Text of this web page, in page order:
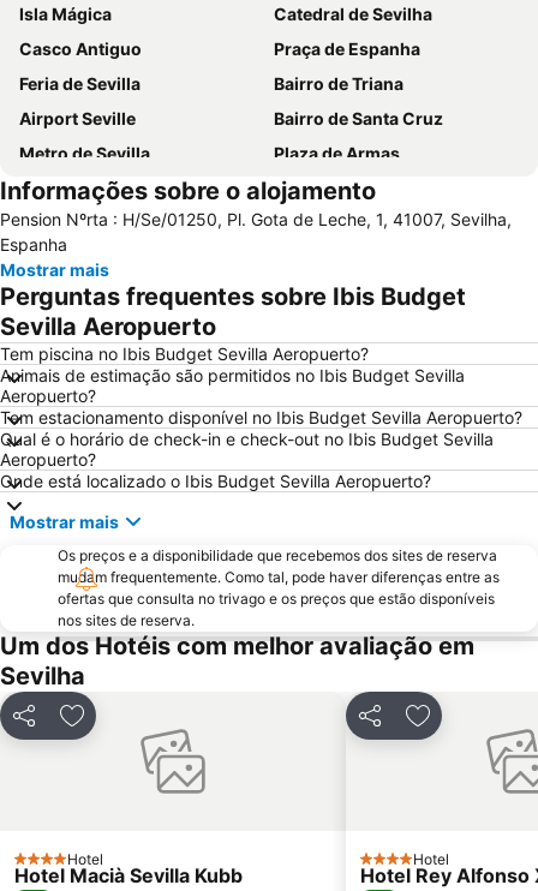
Isla Mágica
Catedral de Sevilha
Casco Antiguo
Praça de Espanha
Feria de Sevilla
Bairro de Triana
Airport Seville
Bairro de Santa Cruz
Metro de Sevilla
Plaza de Armas
Los Remedios
Estación de Autobuses Plaza de Armas
Nervión
Metro Centro
Alameda de Hércules
Praça de touros Maestranza
Poligono Aeropuerto
Centro de las Artes de Sevilla
Estación de Santa Justa
Benito Villamarín Stadium
Triana Oeste
Estadio Olímpico
Ponte de Triana
Zodiaco
Firenze
Real Alcazar
Semana Santa
Parque de Maria Luísa
Estadio Ramón Sánchez Pizjuán
Casa de la Provincia
Plaza Nueva
Prefeitura de Sevilha
Itálica ciudad romana
Monasterio de La Cartuja
Reserva de Animales exóticos Castillo de las Guardas
Centro comercial Zona este
Aire de Sevilla Baños árabes
Palacio de Congresos y exposiciones de Sevilla
Torre do Ouro
Informações sobre o alojamento
Pension Nºrta : H/Se/01250, Pl. Gota de Leche, 1, 41007, Sevilha,
Espanha
Mostrar mais
Perguntas frequentes sobre Ibis Budget
Sevilla Aeropuerto
Tem piscina no Ibis Budget Sevilla Aeropuerto?
Animais de estimação são permitidos no Ibis Budget Sevilla
Aeropuerto?
Tem estacionamento disponível no Ibis Budget Sevilla Aeropuerto?
Qual é o horário de check-in e check-out no Ibis Budget Sevilla
Aeropuerto?
Onde está localizado o Ibis Budget Sevilla Aeropuerto?
Mostrar mais
Os preços e a disponibilidade que recebemos dos sites de reserva
mudam frequentemente. Como tal, pode haver diferenças entre as
ofertas que consulta no trivago e os preços que estão disponíveis
nos sites de reserva.
Um dos Hotéis com melhor avaliação em
Sevilha
PartilharAdicionar aos favoritos
4 Estrelas
Hotel
Hotel Macià Sevilla Kubb
PartilharAdicionar
4 Estrelas
Hotel
Hotel Rey Alfonso